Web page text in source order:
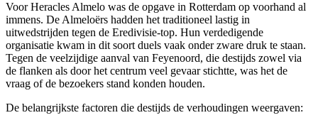
Voor Heracles Almelo was de opgave in Rotterdam op voorhand al
immens. De Almeloërs hadden het traditioneel lastig in
uitwedstrijden tegen de Eredivisie-top. Hun verdedigende
organisatie kwam in dit soort duels vaak onder zware druk te staan.
Tegen de veelzijdige aanval van Feyenoord, die destijds zowel via
de flanken als door het centrum veel gevaar stichtte, was het de
vraag of de bezoekers stand konden houden.
De belangrijkste factoren die destijds de verhoudingen weergaven: